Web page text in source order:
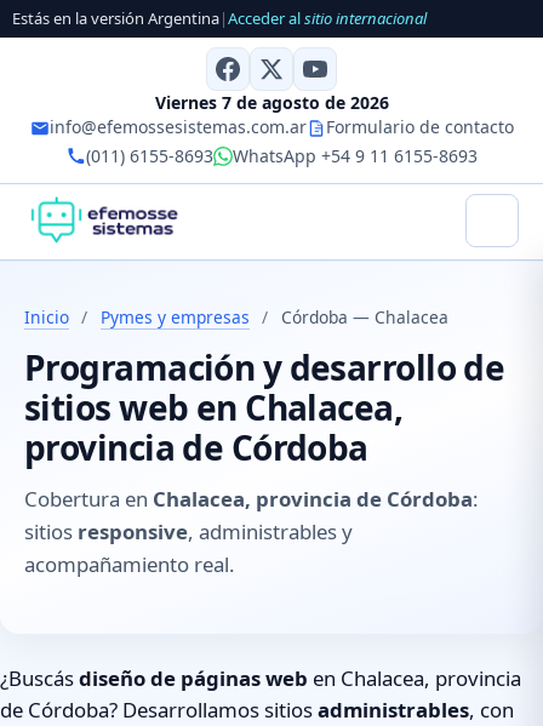
Estás en la versión Argentina|Acceder alsitio internacional
Viernes 7 de agosto de 2026
info@efemossesistemas.com.ar
Formulario de contacto
(011) 6155-8693
WhatsApp +54 9 11 6155-8693
Inicio / Pymes y empresas / Córdoba — Chalacea
Programación y desarrollo de
sitios web en Chalacea,
provincia de Córdoba
Cobertura en Chalacea, provincia de Córdoba:
sitios responsive, administrables y
acompañamiento real.
¿Buscásdiseño de páginas web en Chalacea, provincia
de Córdoba? Desarrollamos sitiosadministrables, con